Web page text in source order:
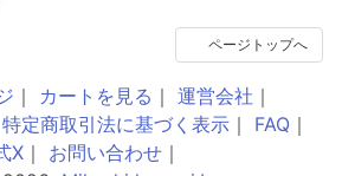
ページトップへ
｜ カートを見る ｜ 運営会社 ｜
特定商取引法に基づく表示 ｜ FAQ ｜
X｜ お問い合わせ｜